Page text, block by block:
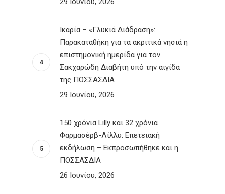
Ικαρία – «Γλυκιά Διάδραση»:
Παρακαταθήκη για τα ακριτικά νησιά η
επιστημονική ημερίδα για τον
Σακχαρώδη Διαβήτη υπό την αιγίδα
της ΠΟΣΣΑΣΔΙΑ
29 Ιουνίου, 2026
150 χρόνια Lilly και 32 χρόνια
Φαρμασέρβ-Λίλλυ: Eπετειακή
εκδήλωση – Εκπροσωπήθηκε και η
ΠΟΣΣΑΣΔΙΑ
26 Ιουνίου, 2026